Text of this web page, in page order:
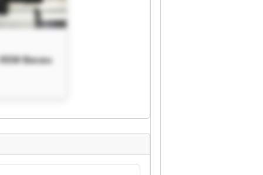
Bacau